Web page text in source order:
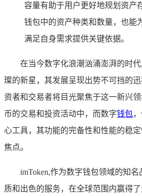
容量有助于用户更好地规划资产
钱包中的资产种类和数量，也能
满足自身需求提供关键依据。
在当今数字化浪潮汹涌澎湃的时
璨的新星，其发展呈现出势不可挡的
资者和交易者将目光聚焦于这一新兴
币的交易和投资活动中，而数字钱包
心工具，其功能的完备性和性能的稳
焦点。
imToken,作为数字钱包领域的知
质和出色的服务，在全球范围内赢得